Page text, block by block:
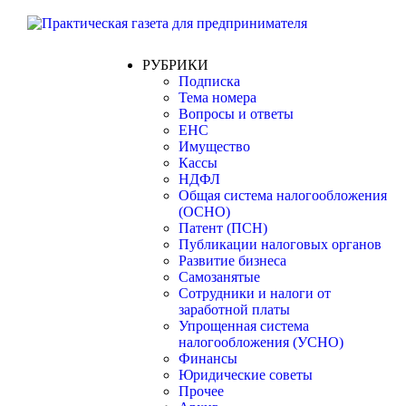
РУБРИКИ
Подписка
Тема номера
Вопросы и ответы
ЕНС
Имущество
Кассы
НДФЛ
Общая система налогообложения
(ОСНО)
Патент (ПСН)
Публикации налоговых органов
Развитие бизнеса
Самозанятые
Сотрудники и налоги от
заработной платы
Упрощенная система
налогообложения (УСНО)
Финансы
Юридические советы
Прочее